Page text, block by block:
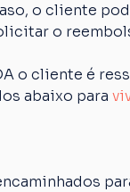
o cliente
o
o cliente é
abaixo para